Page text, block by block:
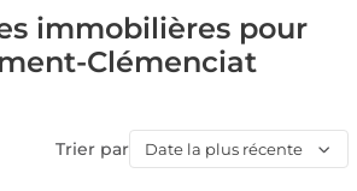
immobilières pour
Clémenciat
Trier par Date la plus récente